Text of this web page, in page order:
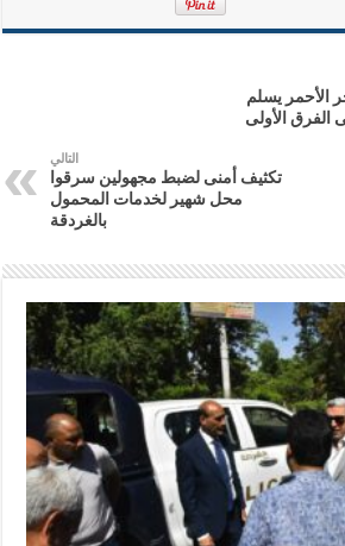
الأحمر يسلم
الفرق الأولى
التالي
تكثيف أمنى لضبط مجهولين سرقوا
محل شهير لخدمات المحمول
بالغردقة